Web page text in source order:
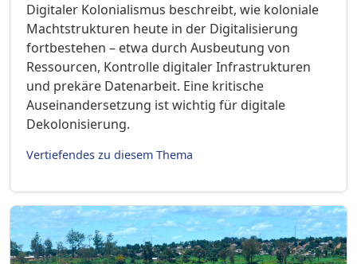
Digitaler Kolonialismus beschreibt, wie koloniale
Machtstrukturen heute in der Digitalisierung
fortbestehen – etwa durch Ausbeutung von
Ressourcen, Kontrolle digitaler Infrastrukturen
und prekäre Datenarbeit. Eine kritische
Auseinandersetzung ist wichtig für digitale
Dekolonisierung.
Vertiefendes zu diesem Thema